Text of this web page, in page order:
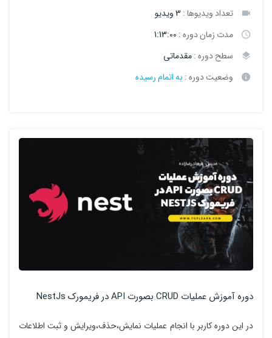
تعداد ویدیوها : 3 ویدیو
مدت زمان دوره : 1:13:00
سطح دوره :مقدماتی
وضعیت دوره : به اتمام رسیده
دوره آموزش عملیات CRUD بصورت API در فریمورک NestJs
در این دوره کاربر با انجام عملیات نمایش،حذف،ویرایش و ثبت اطلاعات